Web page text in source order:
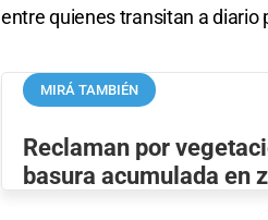
entre quienes transitan a diario
MIRÁ TAMBIÉN
Reclaman por
basura acumulada en